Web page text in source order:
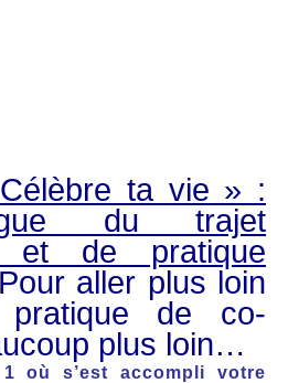
ta vie » :
du trajet
et de pratique
Pour aller plus loin
de co-
plus loin…
où s’est accompli votre